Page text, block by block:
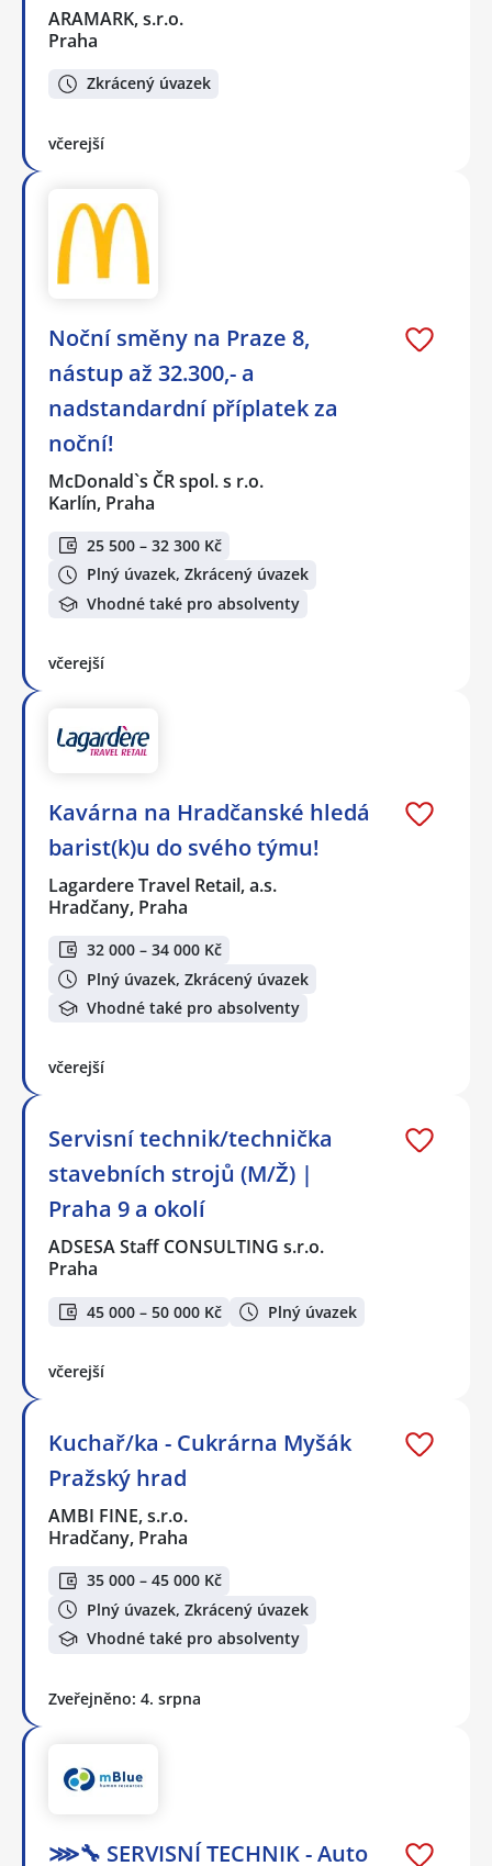
ARAMARK, s.r.o.
Praha
Zkrácený úvazek
včerejší
Noční směny na Praze 8,
nástup až 32.300,- a
nadstandardní příplatek za
noční!
McDonald`s ČR spol. s r.o.
Karlín, Praha
25 500 – 32 300 Kč
Plný úvazek, Zkrácený úvazek
Vhodné také pro absolventy
včerejší
Kavárna na Hradčanské hledá
barist(k)u do svého týmu!
Lagardere Travel Retail, a.s.
Hradčany, Praha
32 000 – 34 000 Kč
Plný úvazek, Zkrácený úvazek
Vhodné také pro absolventy
včerejší
Servisní technik/technička
stavebních strojů (M/Ž) |
Praha 9 a okolí
ADSESA Staff CONSULTING s.r.o.
Praha
45 000 – 50 000 Kč Plný úvazek
včerejší
Kuchař/ka - Cukrárna Myšák
Pražský hrad
AMBI FINE, s.r.o.
Hradčany, Praha
35 000 – 45 000 Kč
Plný úvazek, Zkrácený úvazek
Vhodné také pro absolventy
Zveřejněno: 4. srpna
⋙🔧 SERVISNÍ TECHNIK - Auto